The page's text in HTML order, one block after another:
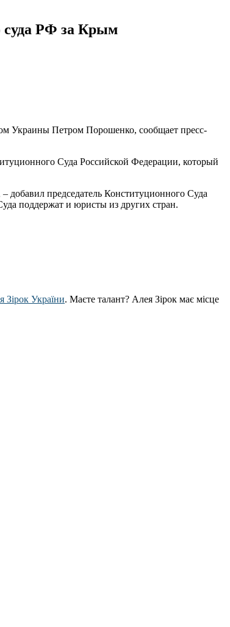
суда РФ за Крым
Украины Петром Порошенко, сообщает пресс-
Суда Российской Федерации, который
добавил председатель Конституционного Суда
поддержат и юристы из других стран.
Зірок України. Маєте талант? Алея Зірок має місце